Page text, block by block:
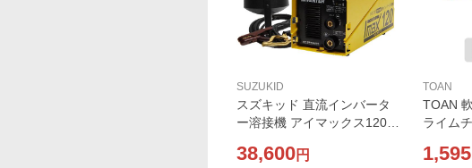
SUZUKID
スズキッド 直流インバータ
ー溶接機 アイマックス120 S
用) [スター電器 SUZUKID 直
38,600円
TOAN
TOAN
ライム
432
1,595